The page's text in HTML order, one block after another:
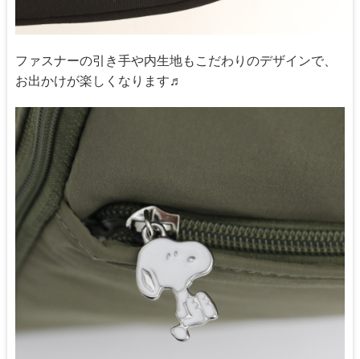
ファスナーの引き手や内生地もこだわりのデザインで、
お出かけが楽しくなります♬